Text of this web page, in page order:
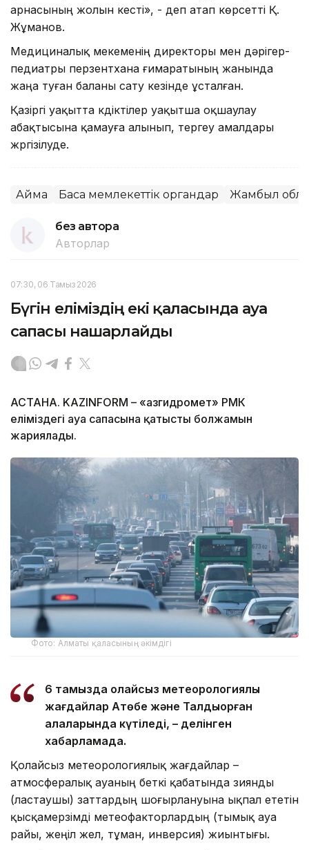
арнасының жолын кесті», - деп атап көрсетті Қ.
Жұманов.
Медициналық мекеменің директоры мен дәрігер-
педиатры перзентхана ғимаратының жанында
жаңа туған баланы сату кезінде ұсталған.
Қазіргі уақытта күдіктілер уақытша оқшаулау
абақтысына қамауға алынып, тергеу амалдары
жүргізілуде.
Аймақ Басқа мемлекеттік органдар Жамбыл
без автора
Авторлар
07:30, 06 Тамыз 2026
Бүгін еліміздің екі қаласында ауа
сапасы нашарлайды
АСТАНА. KAZINFORM – «Қазгидромет» РМК
еліміздегі ауа сапасына қатысты болжамын
жариялады.
Фото: Алматы қаласының әкімдігі
6 тамызда қолайсыз метеорологиялық
жағдайлар Ақтөбе және Талдықорған
қалаларында күтіледі, – делінген
хабарламада.
Қолайсыз метеорологиялық жағдайлар –
атмосфералық ауаның беткі қабатында зиянды
(ластаушы) заттардың шоғырлануына ықпал ететін
қысқамерзімді метеофакторлардың (тымық ауа
райы, жеңіл жел, тұман, инверсия) жиынтығы.